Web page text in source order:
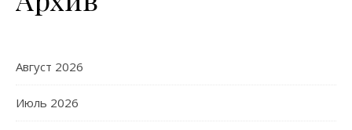
Август 2026
Июль 2026